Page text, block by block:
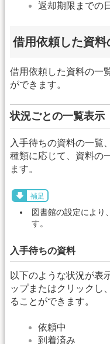
返却期限までの
借用依頼した資
借用依頼した資料の一
ができます。
状況ごとの一覧表示
入手待ちの資料の一覧
種類に応じて、資料の
ます。
補足
図書館の設定により
す。
入手待ちの資料
以下のような状況が表
ップまたはクリックし
ることができます。
依頼中
到着済み